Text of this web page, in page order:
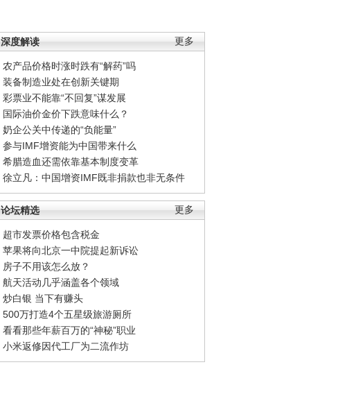
更多
深度解读
农产品价格时涨时跌有“解药”吗
装备制造业处在创新关键期
彩票业不能靠“不回复”谋发展
国际油价金价下跌意味什么？
奶企公关中传递的“负能量”
参与IMF增资能为中国带来什么
希腊造血还需依靠基本制度变革
徐立凡：中国增资IMF既非捐款也非无条件
更多
论坛精选
超市发票价格包含税金
苹果将向北京一中院提起新诉讼
房子不用该怎么放？
航天活动几乎涵盖各个领域
炒白银 当下有赚头
500万打造4个五星级旅游厕所
看看那些年薪百万的“神秘”职业
小米返修因代工厂为二流作坊